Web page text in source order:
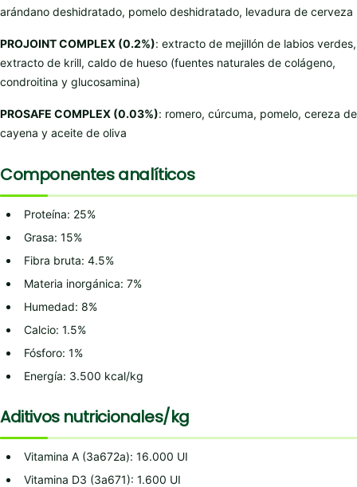
arándano deshidratado, pomelo deshidratado, levadura de cerveza
PROJOINT COMPLEX (0.2%): extracto de mejillón de labios verdes,
extracto de krill, caldo de hueso (fuentes naturales de colágeno,
condroitina y glucosamina)
PROSAFE COMPLEX (0.03%): romero, cúrcuma, pomelo, cereza de
cayena y aceite de oliva
Componentes analíticos
Proteína: 25%
Grasa: 15%
Fibra bruta: 4.5%
Materia inorgánica: 7%
Humedad: 8%
Calcio: 1.5%
Fósforo: 1%
Energía: 3.500 kcal/kg
Aditivos nutricionales/kg
Vitamina A (3a672a): 16.000 UI
Vitamina D3 (3a671): 1.600 UI